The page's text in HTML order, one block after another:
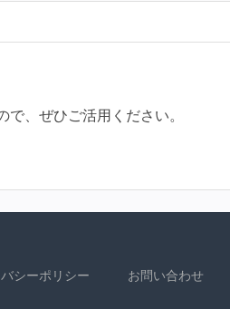
、ぜひご活用ください。
シーポリシー お問い合わせ